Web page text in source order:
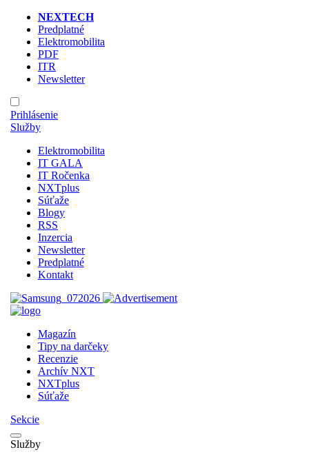
NEXTECH
Predplatné
Elektromobilita
PDF
ITR
Newsletter
Prihlásenie
Služby
Elektromobilita
IT GALA
IT Ročenka
NXTplus
Súťaže
Blogy
RSS
Inzercia
Newsletter
Predplatné
Kontakt
Magazín
Tipy na darčeky
Recenzie
Archív NXT
NXTplus
Súťaže
Sekcie
Služby